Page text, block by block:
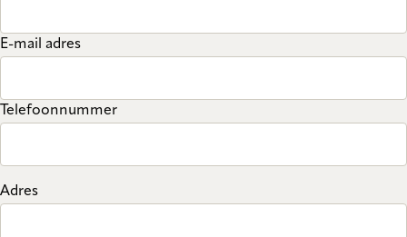
E-mail adres
Telefoonnummer
Adres